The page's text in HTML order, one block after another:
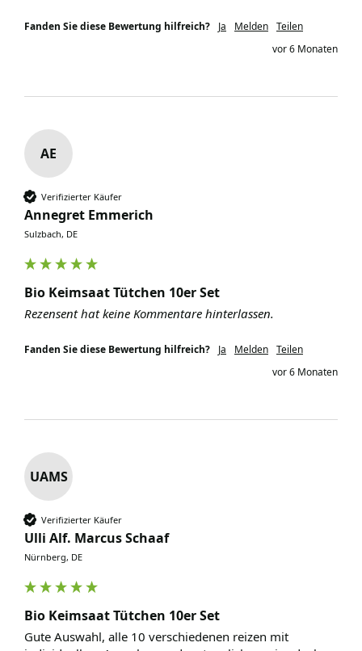
Fanden Sie diese Bewertung hilfreich? Ja Melden Teilen
vor 6 Monaten
AE
Verifizierter Käufer
Annegret Emmerich
Sulzbach, DE
Bio Keimsaat Tütchen 10er Set
Rezensent hat keine Kommentare hinterlassen.
Fanden Sie diese Bewertung hilfreich? Ja Melden Teilen
vor 6 Monaten
UAMS
Verifizierter Käufer
Ulli Alf. Marcus Schaaf
Nürnberg, DE
Bio Keimsaat Tütchen 10er Set
Gute Auswahl, alle 10 verschiedenen reizen mit